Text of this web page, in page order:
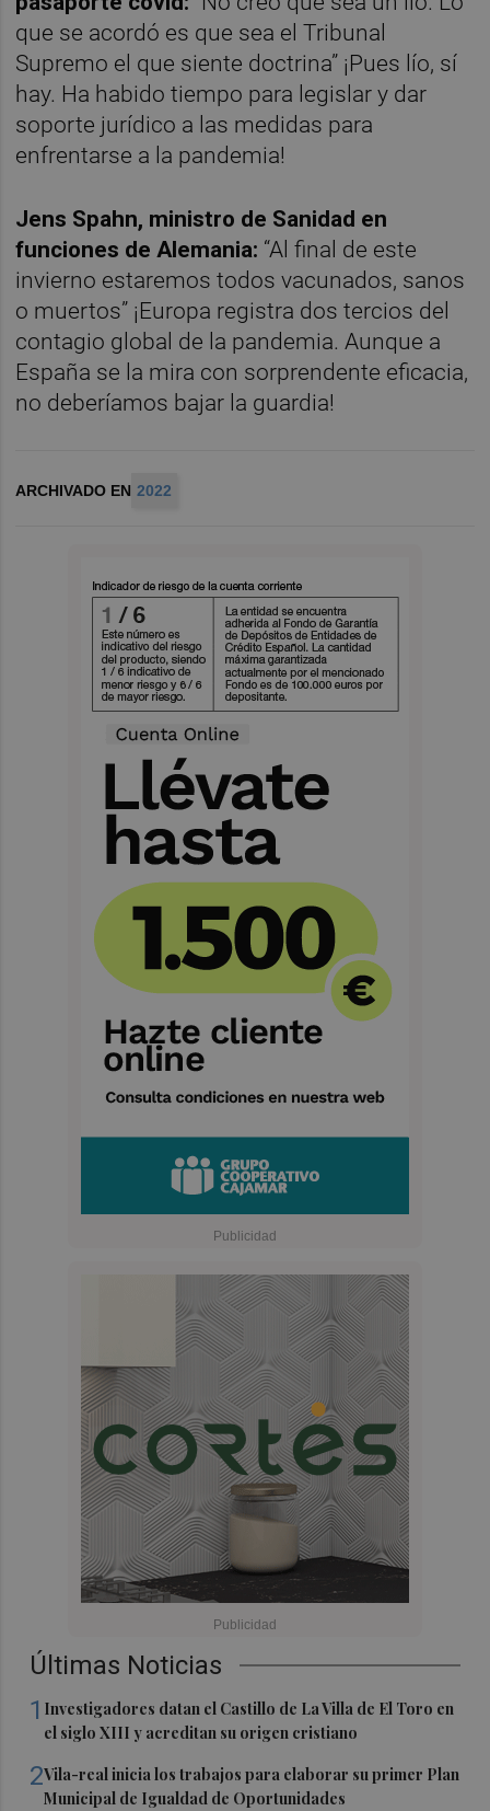
Últimas Noticias
1 Investigadores datan el Castillo de La Villa de El Toro en
el siglo XIII y acreditan su origen cristiano
2Vila-real inicia los trabajos para elaborar su primer Plan
Municipal de Igualdad de Oportunidades
que se acordó es que sea el Tribunal
Supremo el que siente doctrina” ¡Pues lío, sí
hay. Ha habido tiempo para legislar y dar
soporte jurídico a las medidas para
enfrentarse a la pandemia!
Jens Spahn, ministro de Sanidad en
funciones de Alemania: “Al final de este
invierno estaremos todos vacunados, sanos
o muertos” ¡Europa registra dos tercios del
contagio global de la pandemia. Aunque a
España se la mira con sorprendente eficacia,
no deberíamos bajar la guardia!
ARCHIVADO EN 2022